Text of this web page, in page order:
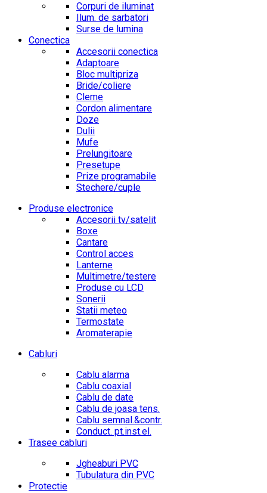
Corpuri de iluminat
Ilum. de sarbatori
Surse de lumina
Conectica
Accesorii conectica
Adaptoare
Bloc multipriza
Bride/coliere
Cleme
Cordon alimentare
Doze
Dulii
Mufe
Prelungitoare
Presetupe
Prize programabile
Stechere/cuple
Produse electronice
Accesorii tv/satelit
Boxe
Cantare
Control acces
Lanterne
Multimetre/testere
Produse cu LCD
Sonerii
Statii meteo
Termostate
Aromaterapie
Cabluri
Cablu alarma
Cablu coaxial
Cablu de date
Cablu de joasa tens.
Cablu semnal.&contr.
Conduct. pt.inst.el.
Trasee cabluri
Jgheaburi PVC
Tubulatura din PVC
Protectie